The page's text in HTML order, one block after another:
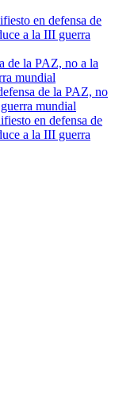
en defensa de
a la III guerra
de la PAZ, no a la
mundial
de la PAZ, no
mundial
en defensa de
a la III guerra